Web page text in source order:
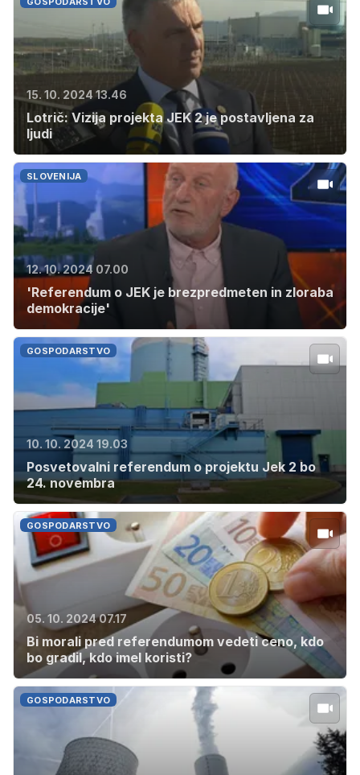
15. 10. 2024 13.46
Lotrič: Vizija projekta JEK 2 je postavljena za
ljudi
SLOVENIJA
12. 10. 2024 07.00
'Referendum o JEK je brezpredmeten in zloraba
demokracije'
GOSPODARSTVO
10. 10. 2024 19.03
Posvetovalni referendum o projektu Jek 2 bo
24. novembra
GOSPODARSTVO
05. 10. 2024 07.17
Bi morali pred referendumom vedeti ceno, kdo
bo gradil, kdo imel koristi?
GOSPODARSTVO